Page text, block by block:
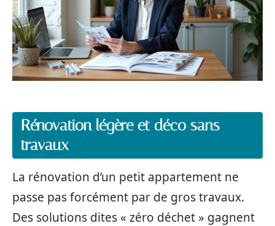
Rénovation légère et déco sans
travaux
La rénovation d’un petit appartement ne
passe pas forcément par de gros travaux.
Des solutions dites « zéro déchet » gagnent